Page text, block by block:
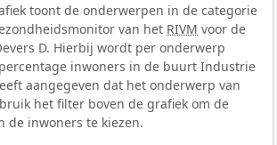
toont de onderwerpen in de categorie
van het RIVM voor de
D. Hierbij wordt per onderwerp
inwoners in de buurt Industrie
aangegeven dat het onderwerp van
het filter boven de grafiek om de
de inwoners te kiezen.